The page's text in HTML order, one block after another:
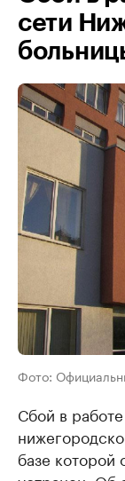
сети
Фото:
Сбой в
базе которой